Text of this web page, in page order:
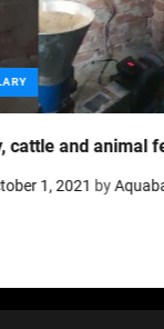
mill in Bangladesh